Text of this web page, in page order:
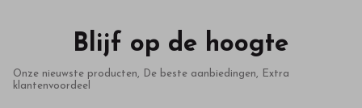
Blijf op de hoogte
Onze nieuwste producten, De beste aanbiedingen, Extra
klantenvoordeel